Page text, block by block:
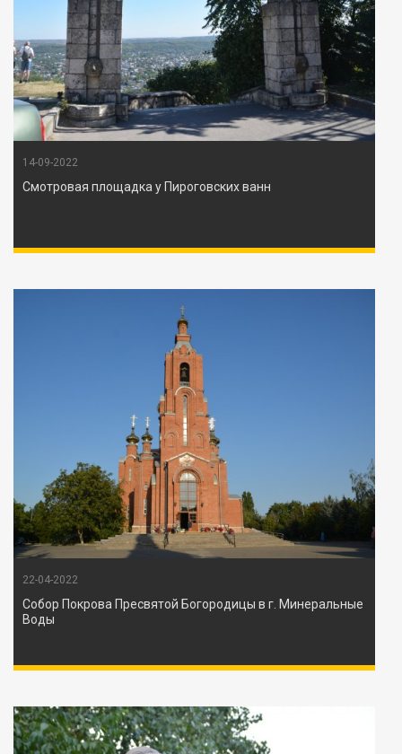
14-09-2022
Смотровая площадка у Пироговских ванн
22-04-2022
Собор Покрова Пресвятой Богородицы в г. Минеральные
Воды